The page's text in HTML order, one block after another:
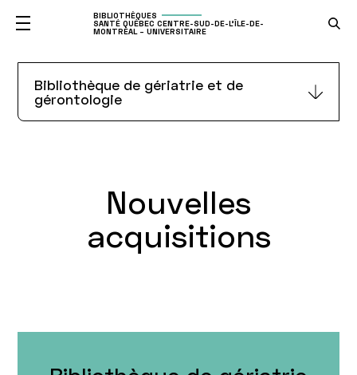
BIBLIOTHÈQUES
SANTÉ QUÉBEC CENTRE-SUD-DE-L'ÎLE-DE-
MONTRÉAL – UNIVERSITAIRE
Nouvelles
acquisitions de la
gérontologie
Bibliothèque de gériatrie et de
gérontologie
Nouvelles
acquisitions